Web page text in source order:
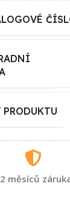
PRODUKTU
měsíců